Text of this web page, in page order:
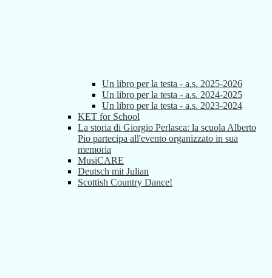
Un libro per la testa - a.s. 2025-2026
Un libro per la testa - a.s. 2024-2025
Un libro per la testa - a.s. 2023-2024
KET for School
La storia di Giorgio Perlasca: la scuola Alberto
Pio partecipa all'evento organizzato in sua
memoria
MusiCARE
Deutsch mit Julian
Scottish Country Dance!